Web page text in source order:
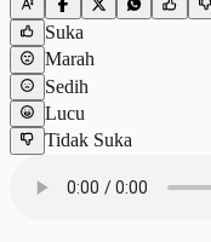
Suka
Marah
Sedih
Lucu
Tidak Suka